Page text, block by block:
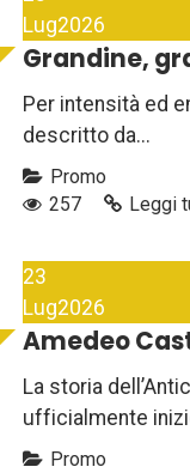
Lug2026
Grandine,
Per intensità ed
descritto da...
Promo
257
Leggi
23
Lug2026
Amedeo
La storia
ufficialmente
Promo